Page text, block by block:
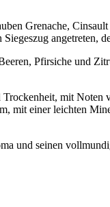
Grenache,
angetreten,
Pfirsiche und
mit Noten
mit einer leichten
und seinen